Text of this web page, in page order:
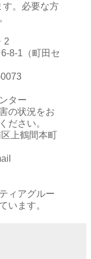
。必要な方
2
8-1（町田セ
ター
の状況をお
ださい。
上鶴間本町
ィアグルー
います。